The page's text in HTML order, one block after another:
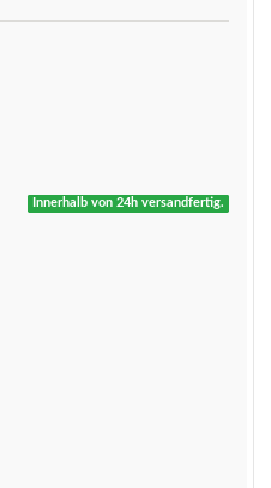
Innerhalb von 24h versandfertig.